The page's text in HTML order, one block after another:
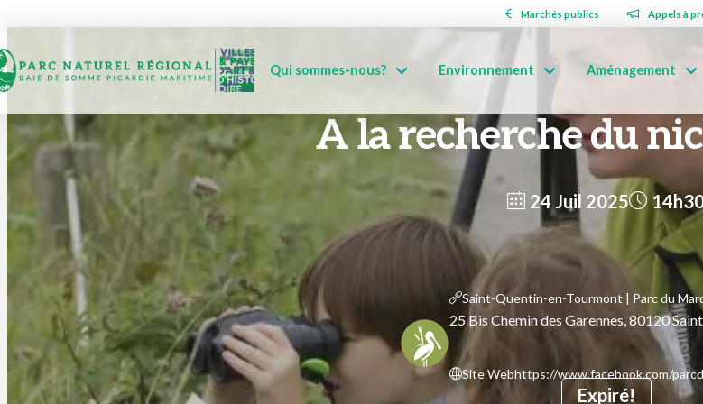
Marchés publics Appels à
Qui sommes-nous? Environnement Aménagement
A la recherche du
24 Juil 2025
Expiré!
Saint-Quentin-en-Tourmont | Parc du
25 Bis Chemin des Garennes, 80120
Site Webhttps://www.facebook.com/